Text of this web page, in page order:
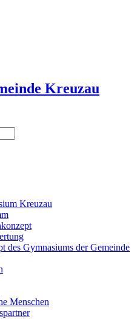
Kreuzau
Kreuzau
des Gymnasiums der Gemeinde
Menschen